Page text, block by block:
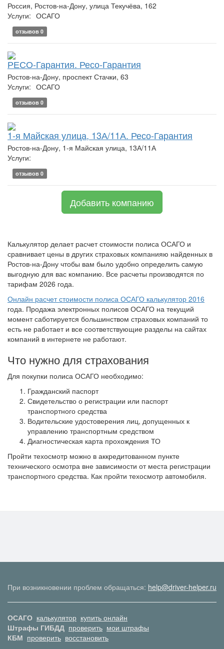
Россия, Ростов-на-Дону, улица Текучёва, 162
Услуги: ОСАГО
отзывов 0
РЕСО-Гарантия. Ресо-Гарантия
Ростов-на-Дону, проспект Стачки, 63
Услуги: ОСАГО
отзывов 0
1-я Майская улица, 13А/11А. Ресо-Гарантия
Ростов-на-Дону, 1-я Майская улица, 13А/11А
Услуги:
отзывов 0
Добавить компанию
Калькулятор делает расчет стоимости полиса ОСАГО и
сравнивает цены в других страховых компанияю найденных в
Ростов-на-Дону чтобы вам было удобно определить самую
выгодную для вас компанию. Все расчеты производятся по
тарифам 2026 года.
Онлайн расчет стоимости полиса ОСАГО калькулятор 2016
года. Продажа электронных полисов ОСАГО на текущий
момент саботируется большинством страховых компаний то
есть не работает и все соответствующие разделы на сайтах
компаний в интернете не работают.
Что нужно для страхования
Для покупки полиса ОСАГО необходимо:
Гражданский паспорт
Свидетельство о регистрации или паспорт
транспортного средства
Водительские удостоверения лиц, допущенных к
управлению транспортным средством
Диагностическая карта прохождения ТО
Пройти техосмотр можно в аккредитованном пункте
технического осмотра вне зависимости от места регистрации
транспортного средства. Как пройти техосмотр автомобиля.
При возникновении проблем обращаться: help@driver-helper.ru
ОСАГО калькулятор купить онлайн
Штрафы ГИБДД проверить мои штрафы
КБМ проверить восстановить